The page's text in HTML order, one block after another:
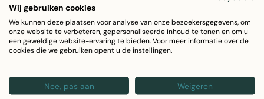
hoogte van 38 cm en diepte van 23 cm is dit een
indrukwekkend format dat voldoende impact heeft op
meubels en tafels
Materiaalsamenstelling: Glas (60%), MDF (20%), zink
stabiele constructie met premium uitstraling
Kleur en design:
De goudkleurige afwerking met zwarte
Wij gebruiken cookies
We kunnen deze plaatsen voor analyse van onze bezoekersgegevens, om
onze website te verbeteren, gepersonaliseerde inhoud te tonen en om u
een geweldige website-ervaring te bieden. Voor meer informatie over de
cookies die we gebruiken opent u de instellingen.
Nee, pas aan Weigeren